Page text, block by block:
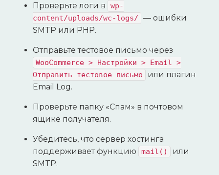
Проверьте логи в
wp-
content/uploads/wc-logs/
— ошибки
SMTP или PHP.
Отправьте тестовое письмо через
WooCommerce > Настройки > Email >
Отправить тестовое письмо
или плагин
Email Log.
Проверьте папку «Спам» в почтовом
ящике получателя.
Убедитесь, что сервер хостинга
поддерживает функцию
mail()
или
SMTP.